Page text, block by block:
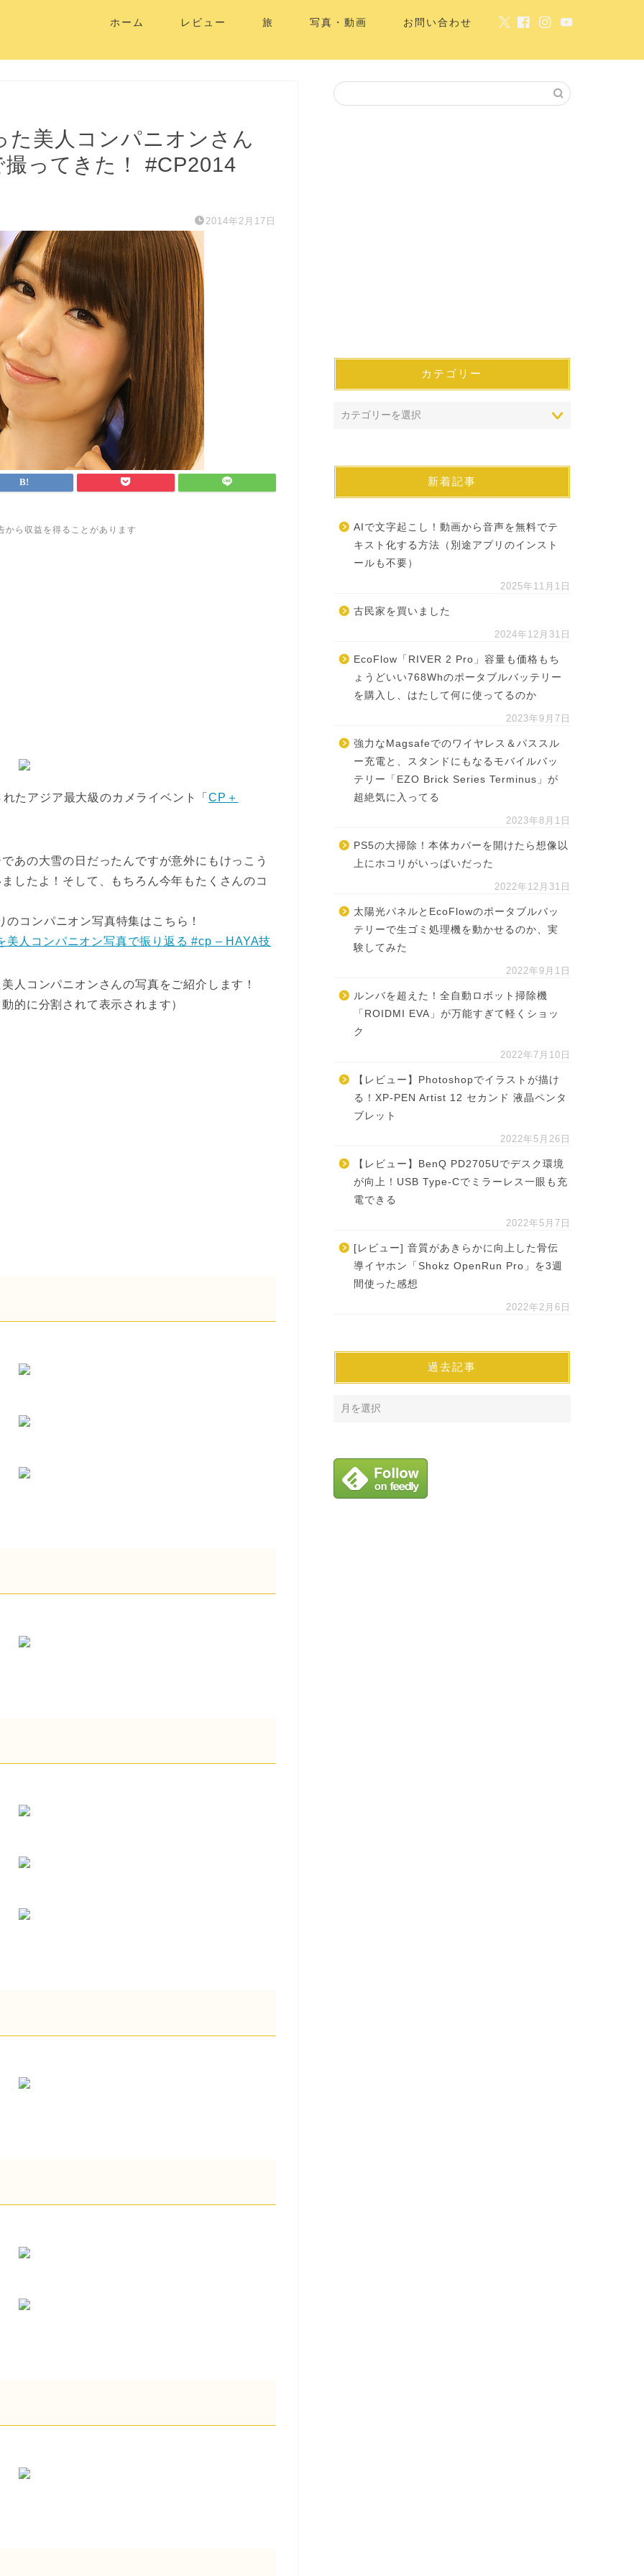
ホーム レビュー 旅 写真・動画 お問い合わせ
た美人コンパニオンさん
ってきた！ #CP2014
2014年2月17日
から収益を得ることがあります
たアジア最大級のカメライベント「CP＋
あの大雪の日だったんですが意外にもけっこう
したよ！そして、もちろん今年もたくさんのコ
のコンパニオン写真特集はこちら！
人コンパニオン写真で振り返る #cp – HAYA技
人コンパニオンさんの写真をご紹介します！
的に分割されて表示されます）
カテゴリー
新着記事
AIで文字起こし！動画から音声を無料でテ
キスト化する方法（別途アプリのインスト
ールも不要）
2025年11月1日
古民家を買いました
2024年12月31日
EcoFlow「RIVER 2 Pro」容量も価格もち
ょうどいい768Whのポータブルバッテリー
を購入し、はたして何に使ってるのか
2023年9月7日
強力なMagsafeでのワイヤレス＆パススル
ー充電と、スタンドにもなるモバイルバッ
テリー「EZO Brick Series Terminus」が
超絶気に入ってる
2023年8月1日
PS5の大掃除！本体カバーを開けたら想像以
上にホコリがいっぱいだった
2022年12月31日
太陽光パネルとEcoFlowのポータブルバッ
テリーで生ゴミ処理機を動かせるのか、実
験してみた
2022年9月1日
ルンバを超えた！全自動ロボット掃除機
「ROIDMI EVA」が万能すぎて軽くショッ
ク
2022年7月10日
【レビュー】Photoshopでイラストが描け
る！XP-PEN Artist 12 セカンド 液晶ペンタ
ブレット
2022年5月26日
【レビュー】BenQ PD2705Uでデスク環境
が向上！USB Type-Cでミラーレス一眼も充
電できる
2022年5月7日
[レビュー] 音質があきらかに向上した骨伝
導イヤホン「Shokz OpenRun Pro」を3週
間使った感想
2022年2月6日
過去記事